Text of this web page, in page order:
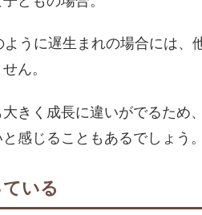
うに遅生まれの場合には、
ん。
きく成長に違いがでるため
感じることもあるでしょう。
いる